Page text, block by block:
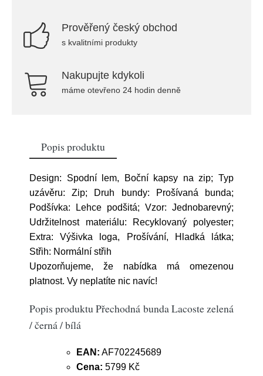
Prověřený český obchod
s kvalitními produkty
Nakupujte kdykoli
máme otevřeno 24 hodin denně
Popis produktu
Design: Spodní lem, Boční kapsy na zip; Typ
uzávěru: Zip; Druh bundy: Prošívaná bunda;
Podšívka: Lehce podšitá; Vzor: Jednobarevný;
Udržitelnost materiálu: Recyklovaný polyester;
Extra: Výšivka loga, Prošívání, Hladká látka;
Střih: Normální střih
Upozorňujeme, že nabídka má omezenou
platnost. Vy neplatíte nic navíc!
Popis produktu Přechodná bunda Lacoste zelená
/ černá / bílá
EAN: AF702245689
Cena: 5799 Kč